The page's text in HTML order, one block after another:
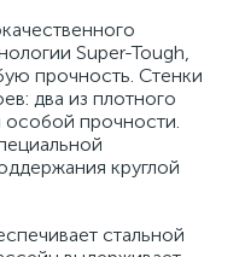
Super-Tough,
прочность. Стенки
два из плотного
особой прочности.
круглой
стальной